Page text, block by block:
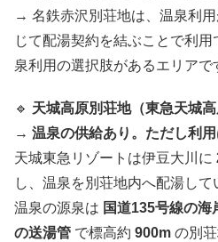
→ 名鉄赤沢別荘地は、温泉利
じて配湯契約を結ぶことで利
泉利用の選択肢があるエリアで
🔹 天城高原別荘地（東急天城高
→ 温泉の供給あり。ただし利用
天城東急リゾートは伊豆大川に
し、温泉を別荘地内へ配湯して
温泉の源泉は 国道135号線の海
の送湯管 で標高約 900m の別荘